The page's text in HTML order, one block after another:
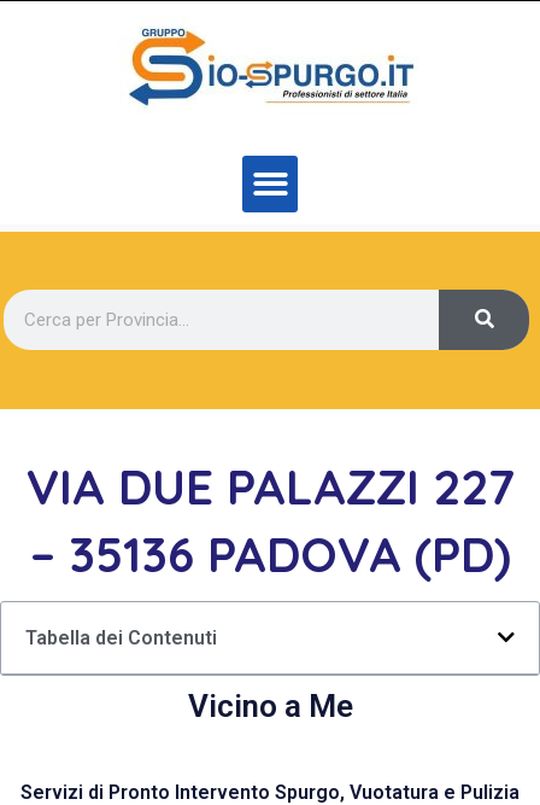
VIA DUE PALAZZI 227
– 35136 PADOVA (PD)
Tabella dei Contenuti
Vicino a Me
Servizi di Pronto Intervento Spurgo, Vuotatura e Pulizia